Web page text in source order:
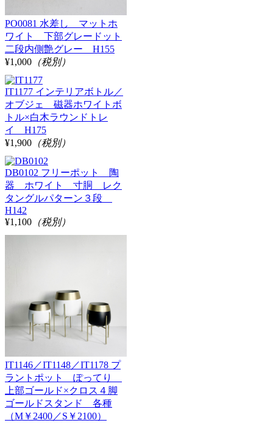
PO0081 水差し マットホ
ワイト 下部グレードット
二段内側艶グレー H155
¥1,000 （税別）
IT1177 インテリアボトル／
オブジェ 磁器ホワイトボ
トル×白木ラウンドトレ
イ H175
¥1,900 （税別）
DB0102 フリーポット 陶
器 ホワイト 寸胴 レク
タングルパターン３段
H142
¥1,100 （税別）
IT1146／IT1148／IT1178 プ
ラントポット ぽってり
上部ゴールド×クロス４脚
ゴールドスタンド 各種
（M￥2400／S￥2100）